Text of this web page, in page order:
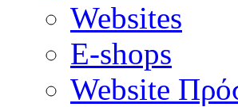
Websites
E-shops
Website